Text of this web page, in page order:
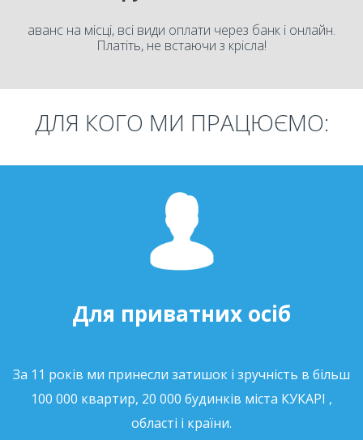
аванс на місці, всі види оплати через банк і онлайн.
Платіть, не встаючи з крісла!
ДЛЯ КОГО МИ ПРАЦЮЄМО:
Для приватних осіб
За 11 років ми принесли затишок і зручність в більш
100 000 квартир, 20 000 будинків міста КУКАРІ ,
області і країни.